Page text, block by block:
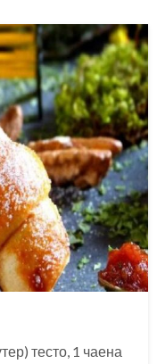
тесто, 1 чаена